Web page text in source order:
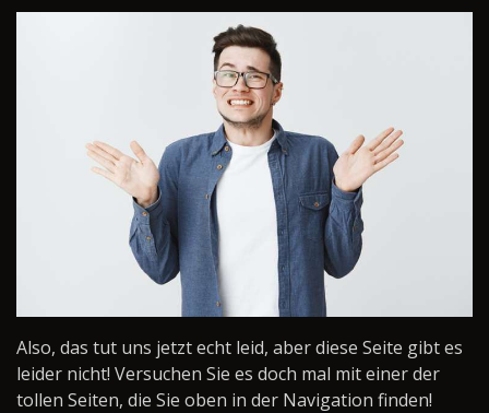
Also, das tut uns jetzt echt leid, aber diese Seite gibt es
leider nicht! Versuchen Sie es doch mal mit einer der
tollen Seiten, die Sie oben in der Navigation finden!